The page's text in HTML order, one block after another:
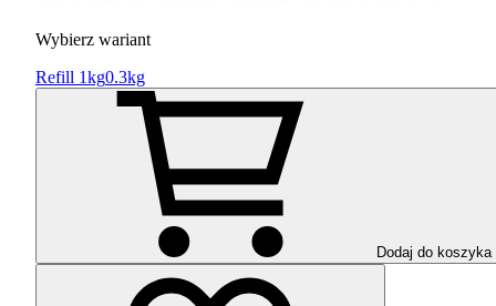
Wybierz wariant
Refill 1kg0.3kg
Dodaj do koszyka